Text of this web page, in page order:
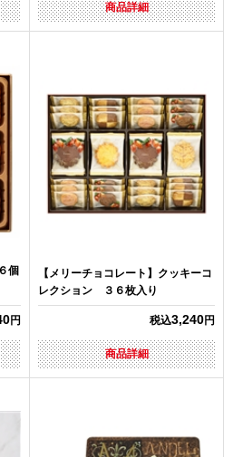
商品詳細
個
円
【メリーチョコレート】クッキーコ
レクション ３６枚入り
税込3,240円
商品詳細